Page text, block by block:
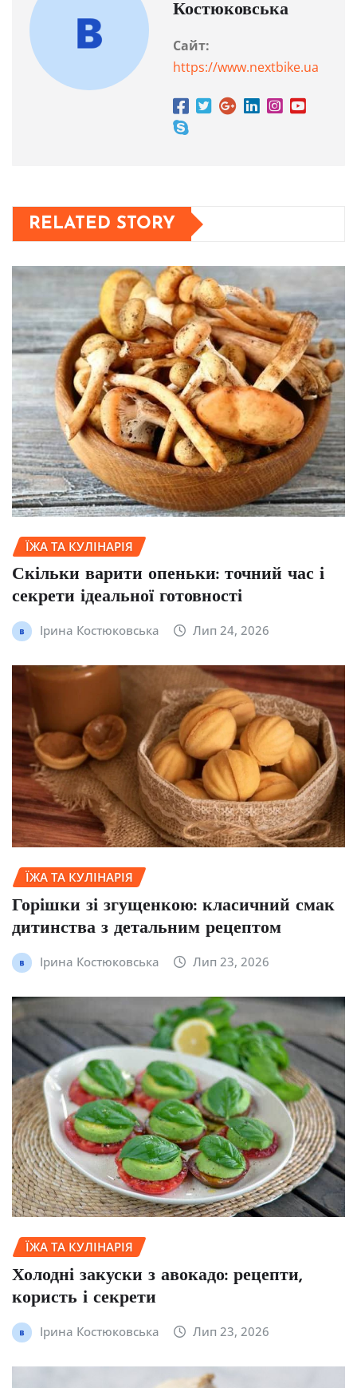
Костюковська
Сайт:
https://www.nextbike.ua
RELATED STORY
ЇЖА ТА КУЛІНАРІЯ
Скільки варити опеньки: точний час і
секрети ідеальної готовності
Ірина Костюковська Лип 24, 2026
ЇЖА ТА КУЛІНАРІЯ
Горішки зі згущенкою: класичний смак
дитинства з детальним рецептом
Ірина Костюковська Лип 23, 2026
ЇЖА ТА КУЛІНАРІЯ
Холодні закуски з авокадо: рецепти,
користь і секрети
Ірина Костюковська Лип 23, 2026